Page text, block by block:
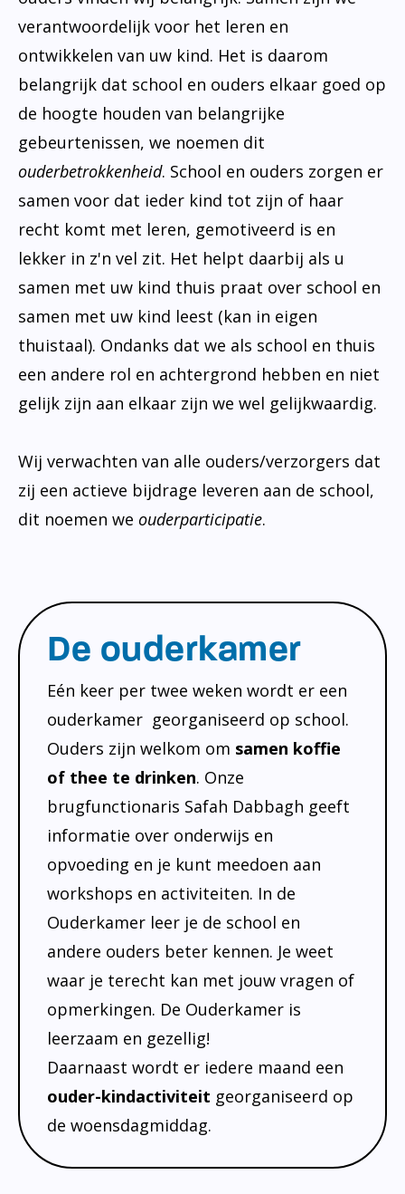
Geschiedenis van de school
Te weinig geld?
Ons team
Privacy
Vakantieregeling
Klachtenregeling
verantwoordelijk voor het leren en
ontwikkelen van uw kind. Het is daarom
belangrijk dat school en ouders elkaar goed op
de hoogte houden van belangrijke
gebeurtenissen, we noemen dit
ouderbetrokkenheid. School en ouders zorgen er
samen voor dat ieder kind tot zijn of haar
recht komt met leren, gemotiveerd is en
lekker in z'n vel zit. Het helpt daarbij als u
samen met uw kind thuis praat over school en
samen met uw kind leest (kan in eigen
thuistaal). Ondanks dat we als school en thuis
een andere rol en achtergrond hebben en niet
gelijk zijn aan elkaar zijn we wel gelijkwaardig.
Wij verwachten van alle ouders/verzorgers dat
zij een actieve bijdrage leveren aan de school,
dit noemen we ouderparticipatie.
De ouderkamer
Eén keer per twee weken wordt er een
ouderkamer georganiseerd op school.
Ouders zijn welkom om samen koffie
of thee te drinken. Onze
brugfunctionaris Safah Dabbagh geeft
informatie over onderwijs en
opvoeding en je kunt meedoen aan
workshops en activiteiten. In de
Ouderkamer leer je de school en
andere ouders beter kennen. Je weet
waar je terecht kan met jouw vragen of
opmerkingen. De Ouderkamer is
leerzaam en gezellig!
Daarnaast wordt er iedere maand een
ouder-kindactiviteit georganiseerd op
de woensdagmiddag.